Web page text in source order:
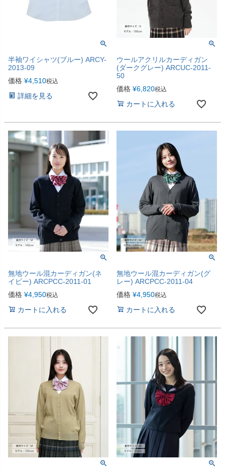
半袖ワイシャツ(ブルー) ARCY-
2013-09
価格 ¥4,510税込
詳細を見る
ウールアクリルカーディガン
(ダークグレー) ARCUC-2011-
50
価格 ¥6,820税込
カートに入れる
無地ウール混カーディガン(ネ
イビー) ARCPCC-2011-01
価格 ¥4,950税込
カートに入れる
無地ウール混カーディガン(グ
レー) ARCPCC-2011-04
価格 ¥4,950税込
カートに入れる